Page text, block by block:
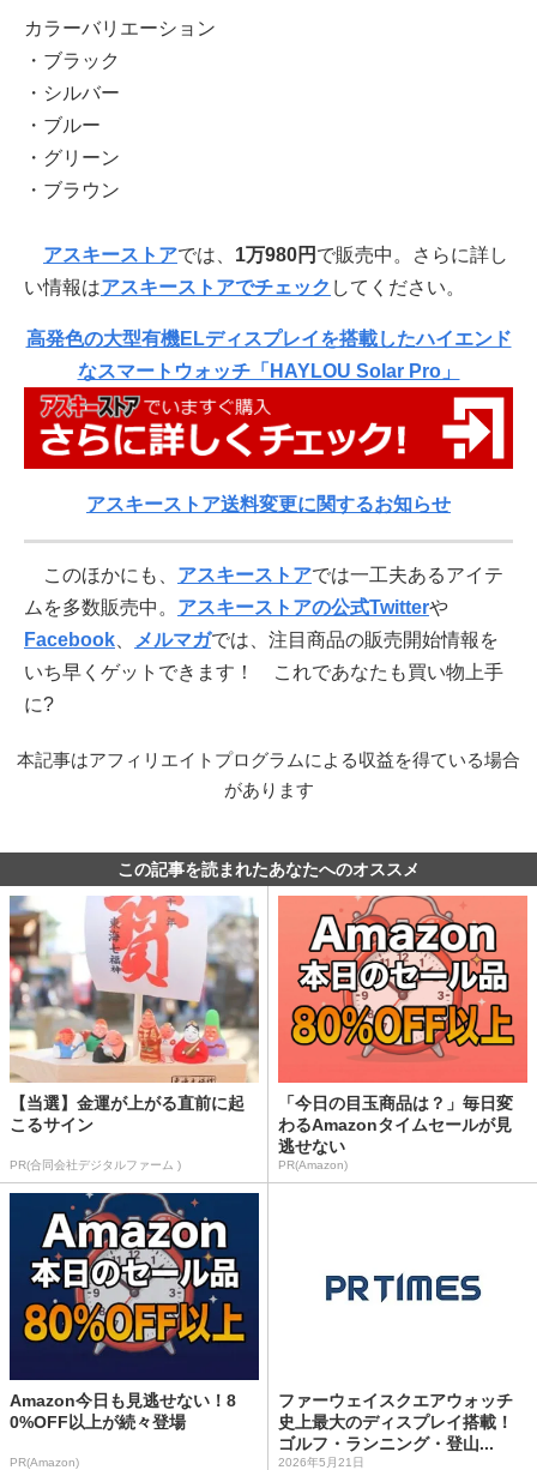
カラーバリエーション
・ブラック
・シルバー
・ブルー
・グリーン
・ブラウン
アスキーストアでは、 1万980円 で販売中。さらに詳し
い情報はアスキーストアでチェック してください。
高発色の大型有機ELディスプレイを搭載したハイエンド
なスマートウォッチ「HAYLOU Solar Pro」
アスキーストア送料変更に関するお知らせ
このほかにも、 アスキーストアでは一工夫あるアイテ
ムを多数販売中。 アスキーストアの公式Twitterや
Facebook
メルマガでは、注目商品の販売開始情報を
いち早くゲットできます！ これであなたも買い物上手
に?
本記事はアフィリエイトプログラムによる収益を得ている場合
があります
この記事を読まれたあなたへのオススメ
【当選】金運が上がる直前に起
こるサイン
PR(合同会社デジタルファーム )
「今日の目玉商品は？」毎日変
わるAmazonタイムセールが見
逃せない
PR(Amazon)
Amazon今日も見逃せない！8
0%OFF以上が続々登場
PR(Amazon)
ファーウェイスクエアウォッチ
史上最大のディスプレイ搭載！
ゴルフ・ランニング・登山...
2026年5月21日